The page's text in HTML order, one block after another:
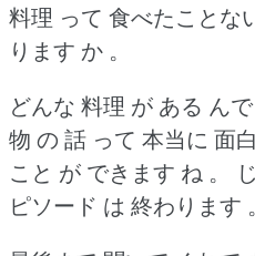
料理 って 食べたことな
ります か 。
どんな 料理 が ある んで
物 の 話 って 本当に 面白
こと が できます ね 。
ピソード は 終わります 。